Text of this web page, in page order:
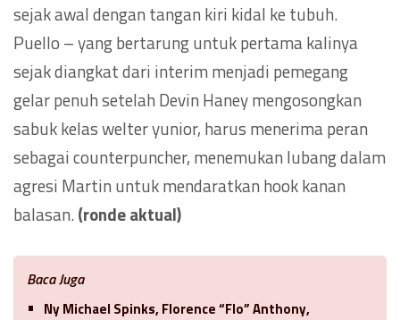
sejak awal dengan tangan kiri kidal ke tubuh.
Puello – yang bertarung untuk pertama kalinya
sejak diangkat dari interim menjadi pemegang
gelar penuh setelah Devin Haney mengosongkan
sabuk kelas welter yunior, harus menerima peran
sebagai counterpuncher, menemukan lubang dalam
agresi Martin untuk mendaratkan hook kanan
balasan.(ronde aktual)
Baca Juga
Ny Michael Spinks, Florence “Flo” Anthony,